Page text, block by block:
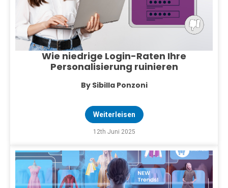
Wie niedrige Login-Raten Ihre
Personalisierung ruinieren
By Sibilla Ponzoni
Weiterleisen
12th Juni 2025